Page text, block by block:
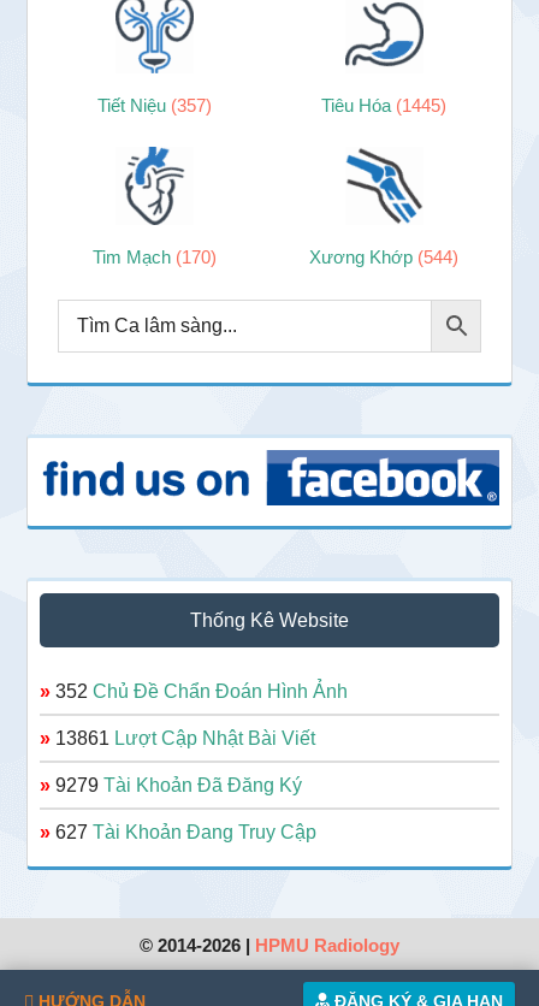
Tiết Niệu (357) Tiêu Hóa (1445)
Tim Mạch (170) Xương Khớp (544)
Thống Kê Website
» 352Chủ Đề Chẩn Đoán Hình Ảnh
» 13861 Lượt Cập Nhật Bài Viết
» 9279Tài Khoản Đã Đăng Ký
» 627Tài Khoản Đang Truy Cập
© 2014-2026 | HPMU Radiology
HƯỚNG DẪN ĐĂNG KÝ & GIA HẠN